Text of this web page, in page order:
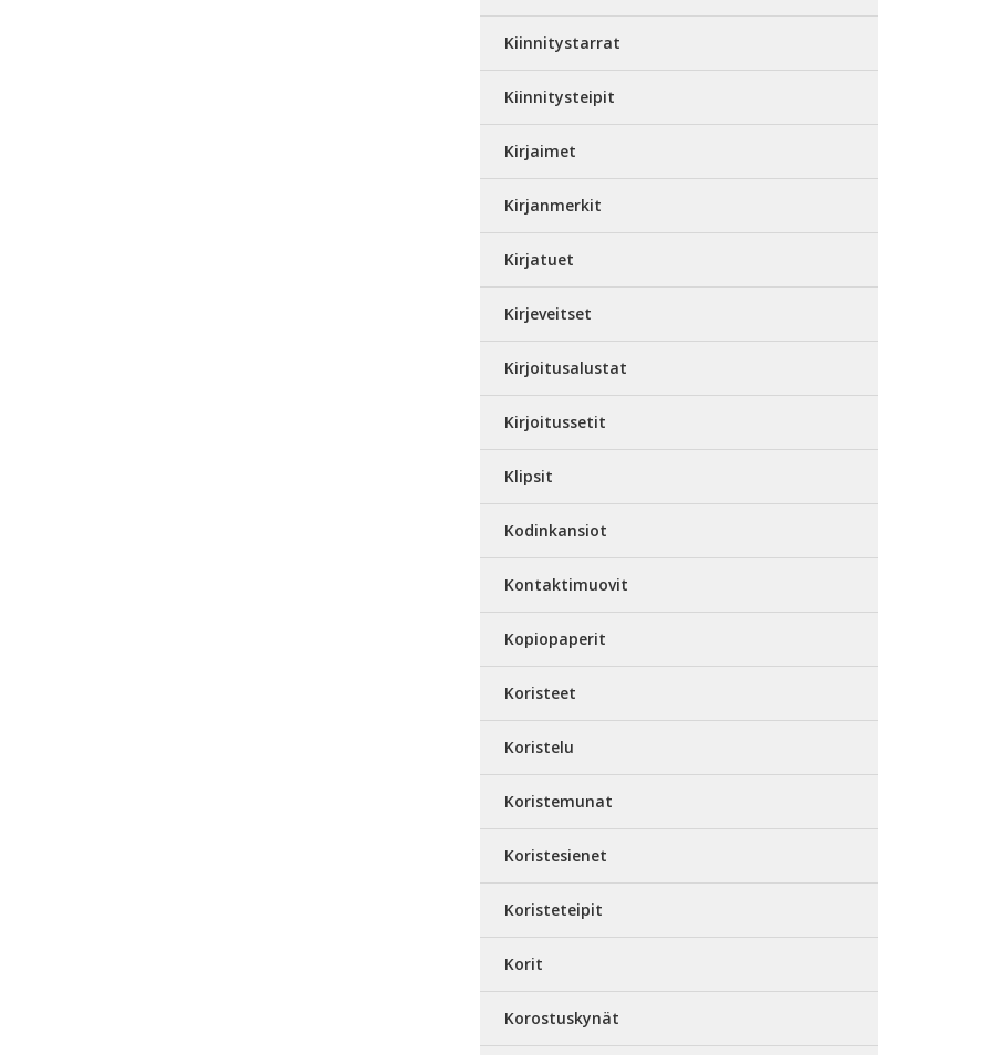
Kiinnitystarrat
Kiinnitysteipit
Kirjaimet
Kirjanmerkit
Kirjatuet
Kirjeveitset
Kirjoitusalustat
Kirjoitussetit
Klipsit
Kodinkansiot
Kontaktimuovit
Kopiopaperit
Koristeet
Koristelu
Koristemunat
Koristesienet
Koristeteipit
Korit
Korostuskynät